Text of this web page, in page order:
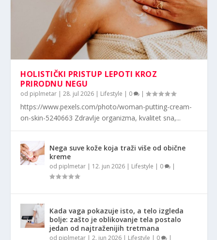
HOLISTIČKI PRISTUP LEPOTI KROZ
PRIRODNU NEGU
od piplmetar |28. jul 2026 | Lifestyle | 0 |
https://www.pexels.com/photo/woman-putting-cream-
on-skin-5240663 Zdravlje organizma, kvalitet sna,...
Nega suve kože koja traži više od obične
kreme
od piplmetar | 12. jun 2026 | Lifestyle | 0 |
Kada vaga pokazuje isto, a telo izgleda
bolje: zašto je oblikovanje tela postalo
jedan od najtraženijih tretmana
od piplmetar |2. jun 2026 | Lifestyle | 0 |